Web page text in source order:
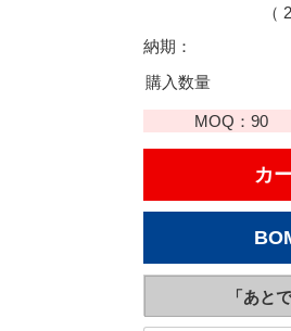
（
納期：
購入数量
MOQ：90